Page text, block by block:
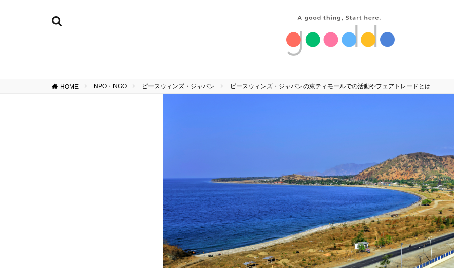
HOME NPO・NGO ピースウィンズ・ジャパン ピースウィンズ・ジャパンの東ティモールでの活動やフェアトレードとは